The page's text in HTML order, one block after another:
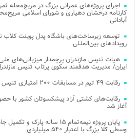
اجرای پروژه‌های عمرانی بزرگ در مریج‌محله
کارنامه درخشان دهیاری و شورای اسلامی
آبادانی
توسعه زیرساخت‌های باشگاه پدل پوینت کلاب
رویدادهای بین‌المللی
هیات تنیس مازندران پرچمدار میزبانی‌های
ایران/ مدیریت هدفمند سکوی پرتاب تنیس
رقابت ۴۹ تیم در مسابقات ۲۰۰ امتیازی تنیس ساحلی کشور در مازندران
آغاز شد
وسطی کلا بزرگ با اعتبار ۵۴۰ میلیاردی